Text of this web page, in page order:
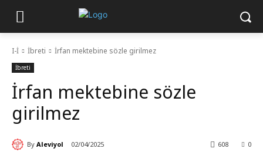
I-İ İbreti İrfan mektebine sözle girilmez
İbreti
İrfan mektebine sözle
girilmez
By Aleviyol 02/04/2025 0
608